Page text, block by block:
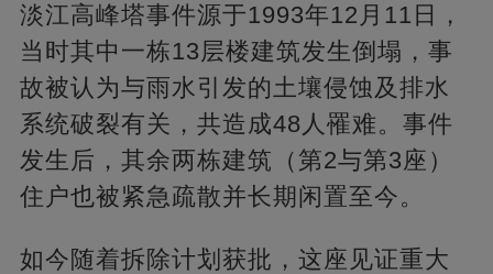
淡江高峰塔事件源于1993年12月11日，
当时其中一栋13层楼建筑发生倒塌，事
故被认为与雨水引发的土壤侵蚀及排水
系统破裂有关，共造成48人罹难。事件
发生后，其余两栋建筑（第2与第3座）
住户也被紧急疏散并长期闲置至今。
如今随着拆除计划获批，这座见证重大